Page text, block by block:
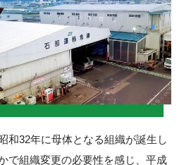
和32年に母体となる組織が誕生し
で組織変更の必要性を感じ、平成